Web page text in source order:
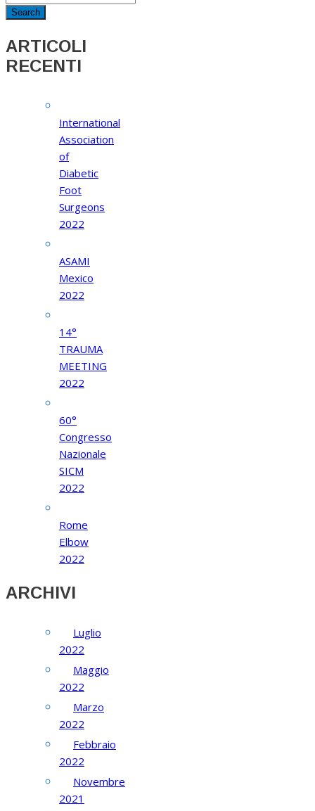
ARTICOLI
RECENTI
International
Association
of
Diabetic
Foot
Surgeons
2022
ASAMI
Mexico
2022
14°
TRAUMA
MEETING
2022
60°
Congresso
Nazionale
SICM
2022
Rome
Elbow
2022
ARCHIVI
Luglio
2022
Maggio
2022
Marzo
2022
Febbraio
2022
Novembre
2021